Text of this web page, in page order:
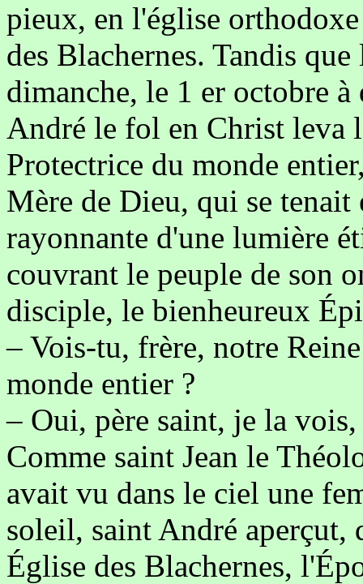
pieux, en l'église
des Blachernes. Tandis
dimanche, le 1 er octobre
André le fol en Christ leva
Protectrice du monde
Mère de Dieu, qui se
rayonnante d'une lumière
couvrant le peuple de son
disciple, le bienheureux
– Vois-tu, frère, notre
monde entier ?
– Oui, père saint, je la
Comme saint Jean le
avait vu dans le ciel une
soleil, saint André aperçut,
Église des Blachernes,